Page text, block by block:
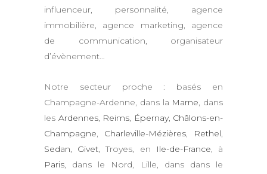
influenceur, personnalité, agence
immobilière, agence marketing, agence
de communication, organisateur
d’évènement…
Notre secteur proche : basés en
Champagne-Ardenne, dans la Marne, dans
les Ardennes, Reims, Épernay, Châlons-en-
Champagne, Charleville-Mézières, Rethel,
Sedan, Givet, Troyes, en Ile-de-France, à
Paris, dans le Nord, Lille, dans dans le